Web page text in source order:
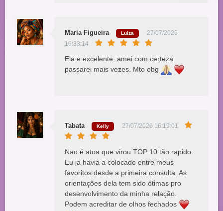
Maria Figueira Luiza
27/07/2026
16:33:14
Ela e excelente, amei com certeza
passarei mais vezes. Mto obg
Tabata Kelly 27/07/2026 16:19:01
Nao é atoa que virou TOP 10 tão rapido.
Eu ja havia a colocado entre meus
favoritos desde a primeira consulta. As
orientações dela tem sido ótimas pro
desenvolvimento da minha relação.
Podem acreditar de olhos fechados